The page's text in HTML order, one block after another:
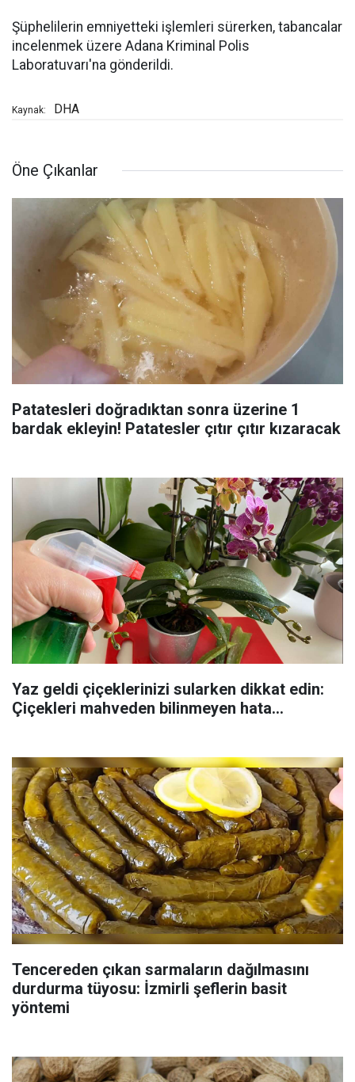
Şüphelilerin emniyetteki işlemleri sürerken, tabancalar
incelenmek üzere Adana Kriminal Polis
Laboratuvarı'na gönderildi.
Kaynak: DHA
Öne Çıkanlar
Patatesleri doğradıktan sonra üzerine 1
bardak ekleyin! Patatesler çıtır çıtır kızaracak
Yaz geldi çiçeklerinizi sularken dikkat edin:
Çiçekleri mahveden bilinmeyen hata...
Tencereden çıkan sarmaların dağılmasını
durdurma tüyosu: İzmirli şeflerin basit
yöntemi